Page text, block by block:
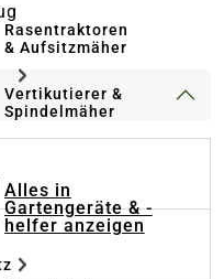
Rasentraktoren
& Aufsitzmäher
Vertikutierer &
Spindelmäher
Alles in
Gartengeräte & -
helfer anzeigen